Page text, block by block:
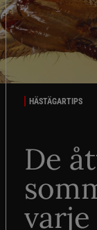
HÄSTÄGARTIPS
De
varje